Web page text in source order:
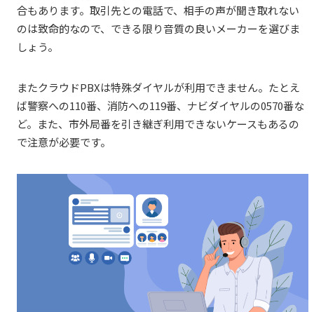
合もあります。取引先との電話で、相手の声が聞き取れない
のは致命的なので、できる限り音質の良いメーカーを選びま
しょう。
またクラウドPBXは特殊ダイヤルが利用できません。たとえ
ば警察への110番、消防への119番、ナビダイヤルの0570番な
ど。また、市外局番を引き継ぎ利用できないケースもあるの
で注意が必要です。